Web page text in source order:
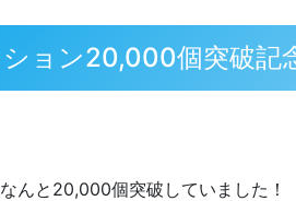
ョン20,000個突破記
んと20,000個突破していました！